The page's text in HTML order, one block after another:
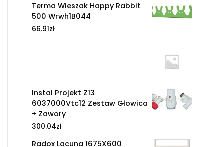
Terma Wieszak Happy Rabbit
500 Wrwh1B044
66.91zł
Instal Projekt Z13
6037000Vtc12 Zestaw Głowica
+ Zawory
300.04zł
Radox Lacuna 1675X600